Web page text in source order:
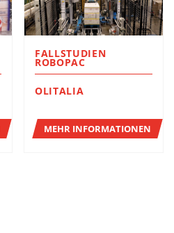
FALLSTUDIEN
ROBOPAC
OLITALIA
MEHR INFORMATIONEN